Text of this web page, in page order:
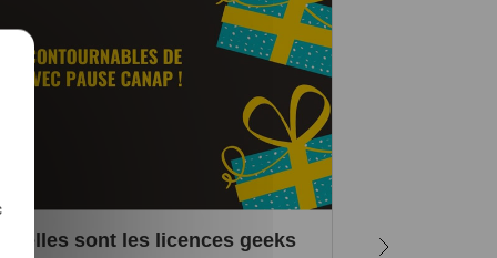
Quelles sont les licences geeks